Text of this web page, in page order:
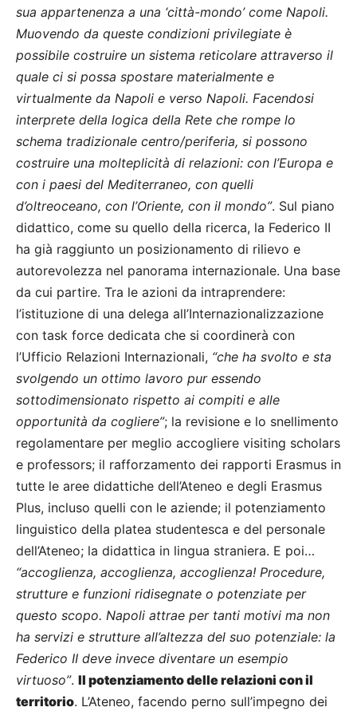
sua appartenenza a una ‘città-mondo’ come Napoli.
Muovendo da queste condizioni privilegiate è
possibile costruire un sistema reticolare attraverso il
quale ci si possa spostare materialmente e
virtualmente da Napoli e verso Napoli. Facendosi
interprete della logica della Rete che rompe lo
schema tradizionale centro/periferia, si possono
costruire una molteplicità di relazioni: con l’Europa e
con i paesi del Mediterraneo, con quelli
d’oltreoceano, con l’Oriente, con il mondo”. Sul piano
didattico, come su quello della ricerca, la Federico II
ha già raggiunto un posizionamento di rilievo e
autorevolezza nel panorama internazionale. Una base
da cui partire. Tra le azioni da intraprendere:
l’istituzione di una delega all’Internazionalizzazione
con task force dedicata che si coordinerà con
l’Ufficio Relazioni Internazionali, “che ha svolto e sta
svolgendo un ottimo lavoro pur essendo
sottodimensionato rispetto ai compiti e alle
opportunità da cogliere”; la revisione e lo snellimento
regolamentare per meglio accogliere visiting scholars
e professors; il rafforzamento dei rapporti Erasmus in
tutte le aree didattiche dell’Ateneo e degli Erasmus
Plus, incluso quelli con le aziende; il potenziamento
linguistico della platea studentesca e del personale
dell’Ateneo; la didattica in lingua straniera. E poi…
“accoglienza, accoglienza, accoglienza! Procedure,
strutture e funzioni ridisegnate o potenziate per
questo scopo. Napoli attrae per tanti motivi ma non
ha servizi e strutture all’altezza del suo potenziale: la
Federico II deve invece diventare un esempio
virtuoso”. Il potenziamento delle relazioni con il
territorio. L’Ateneo, facendo perno sull’impegno dei